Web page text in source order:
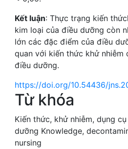
Kết luận: Thực trạng kiến
kim loại của điều dưỡng còn
lớn các đặc điểm của điều
quan với kiến thức khử nhiễm
điều dưỡng.
https://doi.org/10.54436/
Từ khóa
Kiến thức, khử nhiễm, dụng
dưỡng Knowledge,
nursing